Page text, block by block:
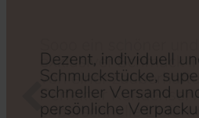
Zurück